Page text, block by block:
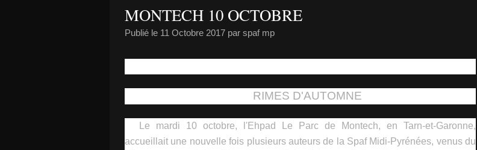
MONTECH 10 OCTOBRE
Publié le 11 Octobre 2017 par spaf mp
RIMES D'AUTOMNE
Le mardi 10 octobre, l'Ehpad Le Parc de Montech, en Tarn-et-Garonne,
accueillait une nouvelle fois plusieurs auteurs de la Spaf Midi-Pyrénées, venus du